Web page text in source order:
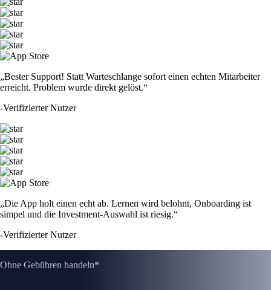
„Bester Support! Statt Warteschlange sofort einen echten Mitarbeiter
erreicht. Problem wurde direkt gelöst.“
-Verifizierter Nutzer
„Die App holt einen echt ab. Lernen wird belohnt, Onboarding ist
simpel und die Investment-Auswahl ist riesig.“
-Verifizierter Nutzer
Ohne Gebühren handeln*